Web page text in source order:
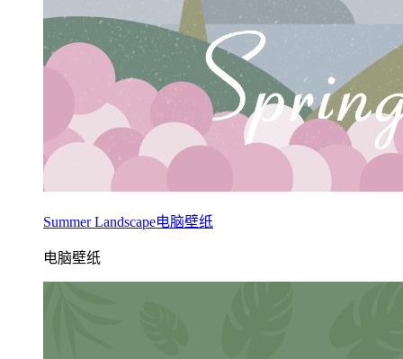
Summer Landscape电脑壁纸
电脑壁纸